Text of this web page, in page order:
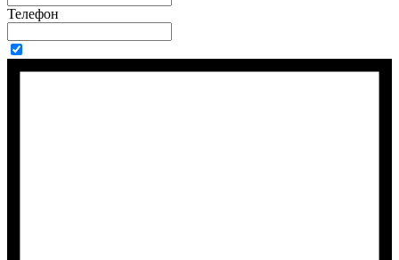
Телефон